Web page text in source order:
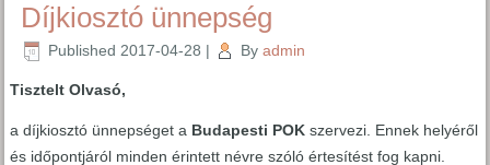
Díjkiosztó ünnepség
Published 2017-04-28 | By admin
Tisztelt Olvasó,
a díjkiosztó ünnepséget a Budapesti POK szervezi. Ennek helyéről
és időpontjáról minden érintett névre szóló értesítést fog kapni.